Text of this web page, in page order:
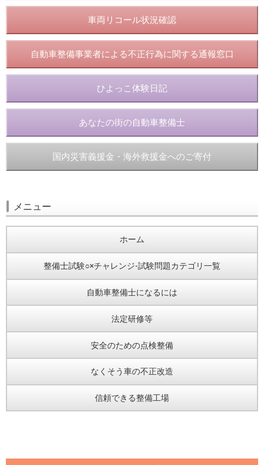
車両リコール状況確認
自動車整備事業者による不正行為に関する通報窓口
ひよっこ体験日記
あなたの街の自動車整備士
国内災害義援金・海外救援金へのご寄付
メニュー
ホーム
整備士試験○×チャレンジ-試験問題カテゴリ一覧
自動車整備士になるには
法定研修等
安全のための点検整備
なくそう車の不正改造
信頼できる整備工場